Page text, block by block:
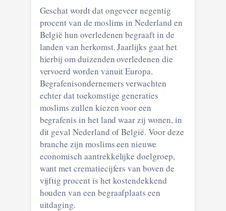
Geschat wordt dat ongeveer negentig
procent van de moslims in Nederland en
België hun overledenen begraaft in de
landen van herkomst. Jaarlijks gaat het
hierbij om duizenden overledenen die
vervoerd worden vanuit Europa.
Begrafenisondernemers verwachten
echter dat toekomstige generaties
moslims zullen kiezen voor een
begrafenis in het land waar zij wonen, in
dit geval Nederland of België. Voor deze
branche zijn moslims een nieuwe
economisch aantrekkelijke doelgroep,
want met crematiecijfers van boven de
vijftig procent is het kostendekkend
houden van een begraafplaats een
uitdaging.